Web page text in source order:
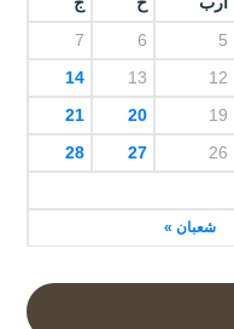
شعبان »
5
6
7
12
13
14
19
20
21
26
27
28